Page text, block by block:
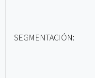
SEGMENTACIÓN: